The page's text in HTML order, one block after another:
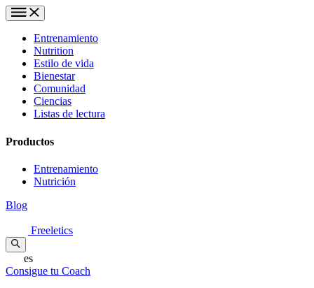
Entrenamiento
Nutrition
Estilo de vida
Bienestar
Comunidad
Ciencias
Listas de lectura
Productos
Entrenamiento
Nutrición
Blog
Freeletics
es
Consigue tu Coach